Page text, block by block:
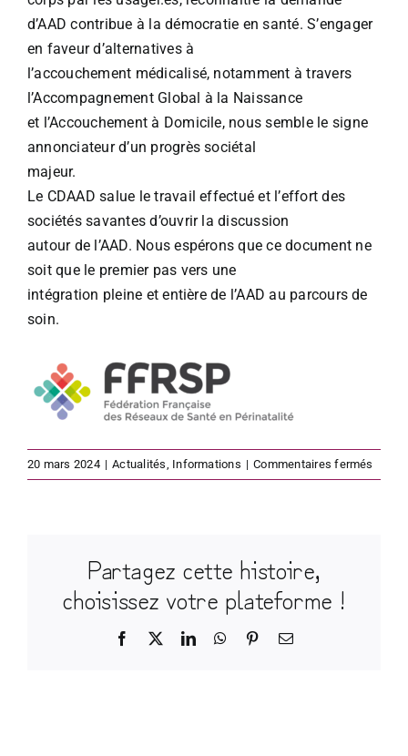
d’AAD contribue à la démocratie en santé. S’engager
en faveur d’alternatives à
l’accouchement médicalisé, notamment à travers
l’Accompagnement Global à la Naissance
et l’Accouchement à Domicile, nous semble le signe
annonciateur d’un progrès sociétal
majeur.
Le CDAAD salue le travail effectué et l’effort des
sociétés savantes d’ouvrir la discussion
autour de l’AAD. Nous espérons que ce document ne
soit que le premier pas vers une
intégration pleine et entière de l’AAD au parcours de
soin.
20 mars 2024 | Actualités, Informations | Commentaires fermés
Partagez cette histoire,
choisissez votre plateforme !
Facebook
X LinkedInWhatsApp
PinterestEmail